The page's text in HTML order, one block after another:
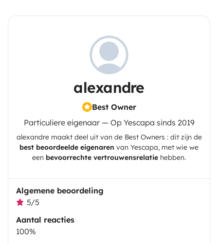
alexandre
Best Owner
Particuliere eigenaar — Op Yescapa sinds 2019
alexandremaakt deel uit van de Best Owners : dit zijn de
best beoordeelde eigenaren van Yescapa, met wie we
een bevoorrechte vertrouwensrelatie hebben.
Algemene beoordeling
5/5
Aantal reacties
100%